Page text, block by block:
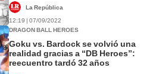
La República
12:19 | 07/09/2022
DRAGON BALL HEROES
Goku vs. Bardock se volvió una
realidad gracias a “DB Heroes”:
reecuentro tardó 32 años